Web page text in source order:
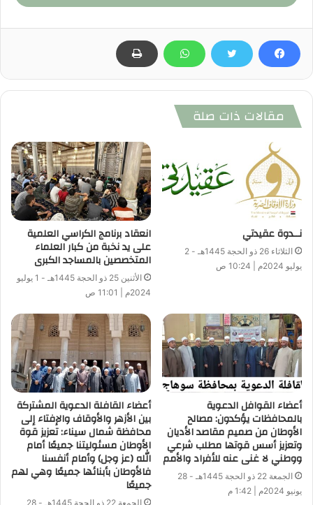
بالمساجد الكبرى ومراكز الشباب ونوادي المحافظة حول فضل
العمل والإنتاج ودورهما في بث الأمل ودفع الوطن إلى الأمام –
والمشروعات الاقتصادية الكبرى ودورها في التنمية – دور الشباب
في بناء الأوطان – وتكون خطبة الجمعة الموحدة بعنوان :
مقالات ذات صلة
نــدوة عقيدتي
الثلاثاء 26 ذو الحجة 1445هـ - 2
يوليو 2024م | 10:24 ص
انعقاد برنامج الكراسي العلمية
على يد نخبة من كبار العلماء
المتخصصين بالمساجد الكبرى
الأثنين 25 ذو الحجة 1445هـ - 1 يوليو
2024م | 11:01 ص
أعضاء القوافل الدعوية
بالمحافظات يؤكدون: مصالح
الأوطان من صميم مقاصد الأديان
وتعزيز أسس قوتها مطلب شرعي
ووطني لا غنى عنه للأفراد والأمم
الجمعة 22 ذو الحجة 1445هـ - 28
يونيو 2024م | 1:42 م
أعضاء القافلة الدعوية المشتركة
بين الأزهر والأوقاف والإفتاء إلى
محافظة شمال سيناء: تعزيز قوة
الأوطان مسئوليتنا جميعًا أمام
الله (عز وجل) وأمام أنفسنا
فالأوطان بأبنائها جميعًا وهي لهم
جميعًا
الجمعة 22 ذو الحجة 1445هـ - 28